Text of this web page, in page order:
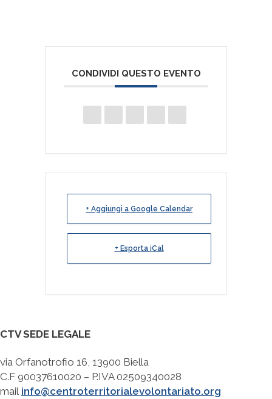
CONDIVIDI QUESTO EVENTO
+ Aggiungi a Google Calendar
+ Esporta iCal
CTV SEDE LEGALE
via Orfanotrofio 16, 13900 Biella
C.F 90037610020 – P.IVA 02509340028
mail info@centroterritorialevolontariato.org